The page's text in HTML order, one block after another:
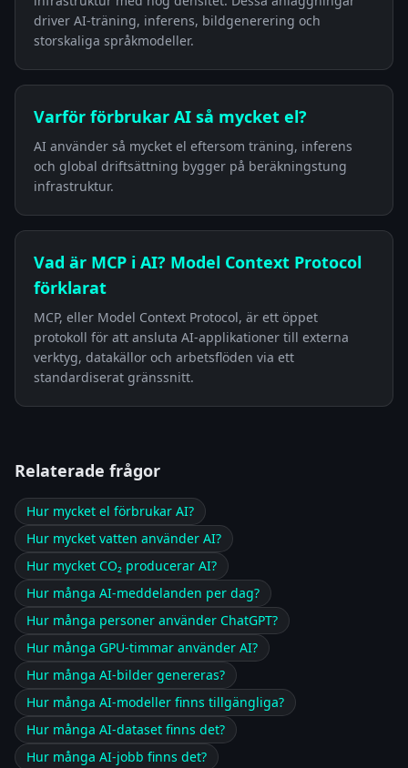
driver AI-träning, inferens, bildgenerering och
storskaliga språkmodeller.
Varför förbrukar AI så mycket el?
AI använder så mycket el eftersom träning, inferens
och global driftsättning bygger på beräkningstung
infrastruktur.
Vad är MCP i AI? Model Context Protocol
förklarat
MCP, eller Model Context Protocol, är ett öppet
protokoll för att ansluta AI-applikationer till externa
verktyg, datakällor och arbetsflöden via ett
standardiserat gränssnitt.
Relaterade frågor
Hur mycket el förbrukar AI?
Hur mycket vatten använder AI?
Hur mycket CO₂ producerar AI?
Hur många AI-meddelanden per dag?
Hur många personer använder ChatGPT?
Hur många GPU-timmar använder AI?
Hur många AI-bilder genereras?
Hur många AI-modeller finns tillgängliga?
Hur många AI-dataset finns det?
Hur många AI-jobb finns det?